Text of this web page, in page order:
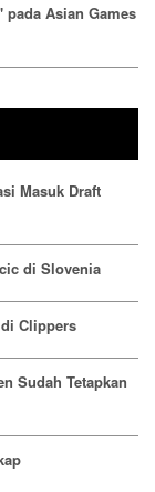
Asian Games
Masuk Draft
di Slovenia
Clippers
Sudah Tetapkan